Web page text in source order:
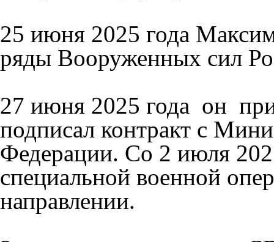
25 июня 2025 года
ряды Вооруженных сил
27 июня 2025 года он
подписал контракт с
Федерации. Со 2 июля
специальной военной
направлении.